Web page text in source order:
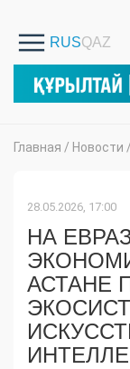
Главная / Новости /
28.05.2026, 17:00
НА
АСТАНЕ